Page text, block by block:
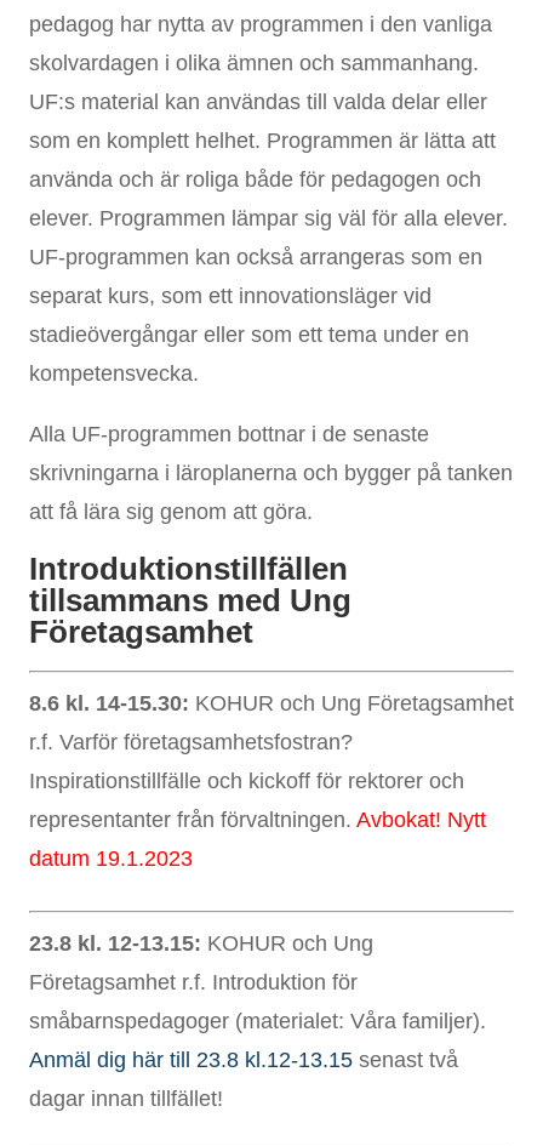
pedagog har nytta av programmen i den vanliga
skolvardagen i olika ämnen och sammanhang.
UF:s material kan användas till valda delar eller
som en komplett helhet. Programmen är lätta att
använda och är roliga både för pedagogen och
elever. Programmen lämpar sig väl för alla elever.
UF-programmen kan också arrangeras som en
separat kurs, som ett innovationsläger vid
stadieövergångar eller som ett tema under en
kompetensvecka.
Alla UF-programmen bottnar i de senaste
skrivningarna i läroplanerna och bygger på tanken
att få lära sig genom att göra.
Introduktionstillfällen
tillsammans med Ung
Företagsamhet
8.6 kl. 14-15.30: KOHUR och Ung Företagsamhet
r.f. Varför företagsamhetsfostran?
Inspirationstillfälle och kickoff för rektorer och
representanter från förvaltningen. Avbokat! Nytt
datum 19.1.2023
23.8 kl. 12-13.15: KOHUR och Ung
Företagsamhet r.f. Introduktion för
småbarnspedagoger (materialet: Våra familjer).
Anmäl dig här till 23.8 kl.12-13.15 senast två
dagar innan tillfället!